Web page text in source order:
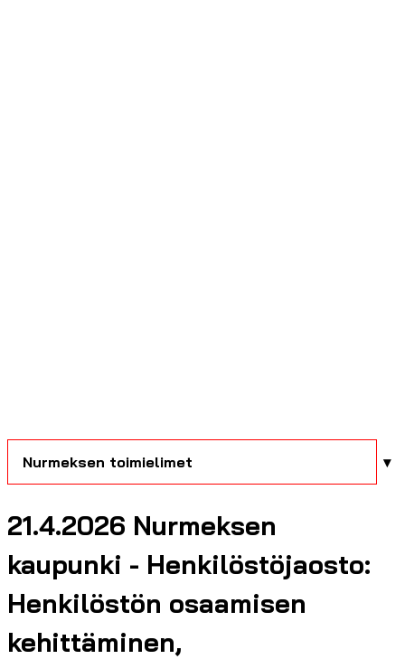
Nurmeksen toimielimet
21.4.2026 Nurmeksen
kaupunki - Henkilöstöjaosto:
Henkilöstön osaamisen
kehittäminen,